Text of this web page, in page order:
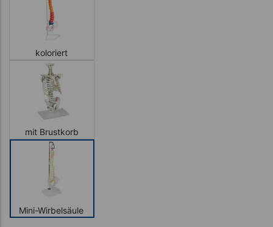
koloriert
mit Brustkorb
Mini-Wirbelsäule